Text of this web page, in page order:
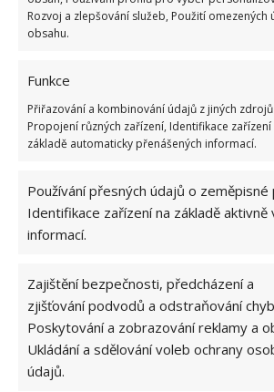
Rozvoj a zlepšování služeb, Použití omezených
obsahu.
Funkce
Přiřazování a kombinování údajů z jiných
Propojení různých zařízení, Identifikace zařízení
základě automaticky přenášených informací.
Používání přesných údajů o zeměpisné
Identifikace zařízení na základě aktivně
informací.
Zajištění bezpečnosti, předcházení a
zjišťování podvodů a odstraňování
Poskytování a zobrazování reklamy a
Ukládání a sdělování voleb ochrany
údajů.
PŘÍSPĚVEK NA BYDLENÍ
STÁTNÍ SOCIÁLNÍ PODPORA